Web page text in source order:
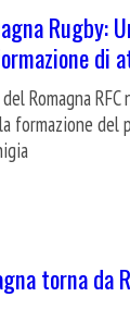
Rugby:
di
Romagna
formazione del
torna da